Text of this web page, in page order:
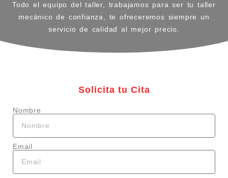
Todo el equipo del taller, trabajamos para ser tu taller
mecánico de confianza, te ofreceremos siempre un
servicio de calidad al mejor precio.
Solicita tu Cita
Nombre
Email